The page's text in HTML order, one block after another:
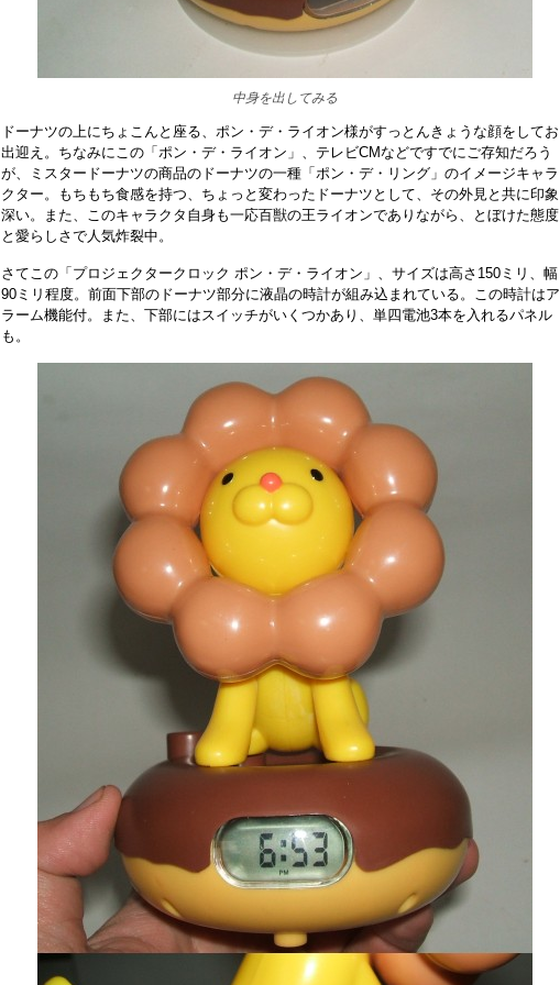
中身を出してみる
ドーナツの上にちょこんと座る、ポン・デ・ライオン様がすっとんきょうな顔をしてお
出迎え。ちなみにこの「ポン・デ・ライオン」、テレビCMなどですでにご存知だろう
が、ミスタードーナツの商品のドーナツの一種「ポン・デ・リング」のイメージキャラ
クター。もちもち食感を持つ、ちょっと変わったドーナツとして、その外見と共に印象
深い。また、このキャラクタ自身も一応百獣の王ライオンでありながら、とぼけた態度
と愛らしさで人気炸裂中。
さてこの「プロジェクタークロック ポン・デ・ライオン」、サイズは高さ150ミリ、幅
90ミリ程度。前面下部のドーナツ部分に液晶の時計が組み込まれている。この時計はア
ラーム機能付。また、下部にはスイッチがいくつかあり、単四電池3本を入れるパネル
も。